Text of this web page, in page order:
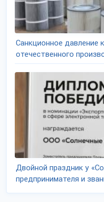
Санкционное давление
отечественного
Двойной праздник у
предпринимателя и